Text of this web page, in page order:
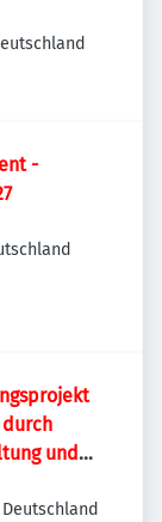
-
durch
und